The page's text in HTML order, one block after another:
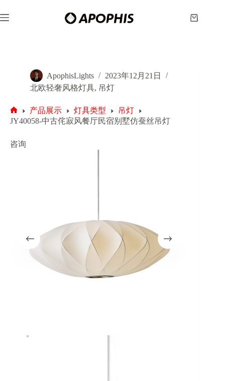
至
购
ApophisLights
2023年12月21日
北欧轻奢风格灯具, 吊灯
首
产品展示 灯具类型
吊灯
JY40058-中古侘寂风餐厅民宿别墅仿蚕丝吊灯
咨询